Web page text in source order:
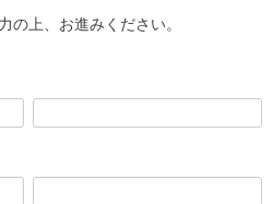
の上、お進みください。